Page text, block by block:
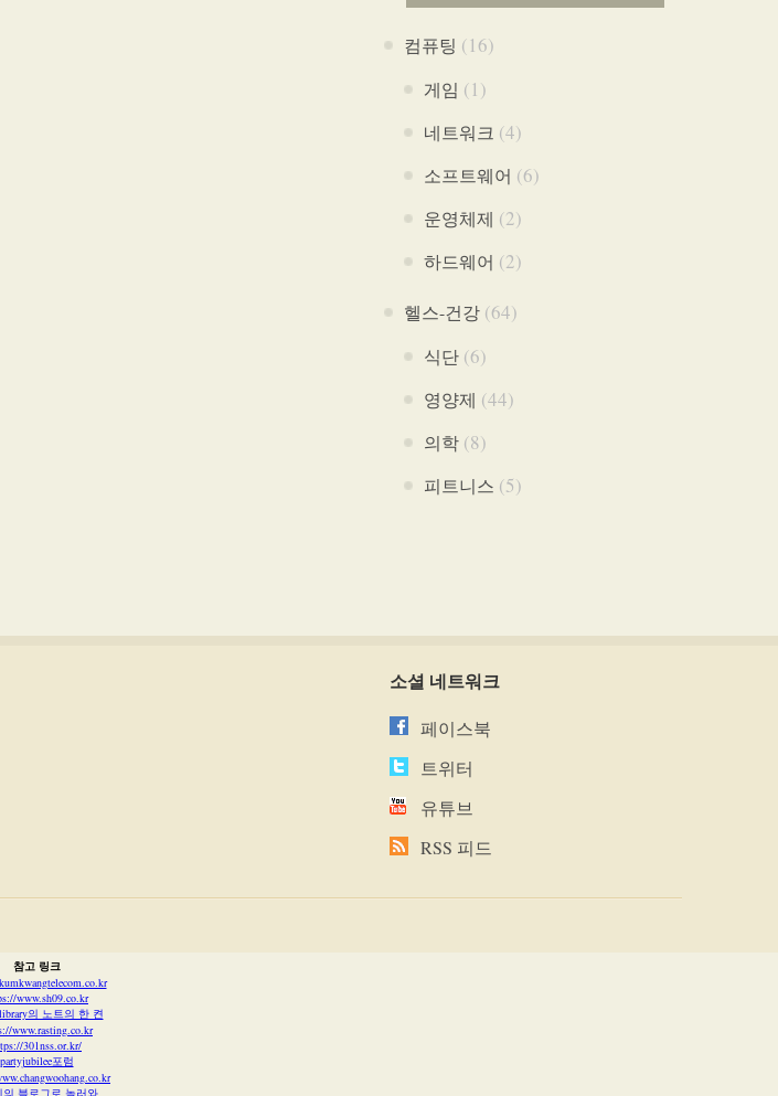
컴퓨팅 (16)
게임 (1)
네트워크 (4)
소프트웨어 (6)
운영체제 (2)
하드웨어 (2)
헬스-건강 (64)
식단 (6)
영양제 (44)
의학 (8)
피트니스 (5)
소셜 네트워크
페이스북
트위터
유튜브
RSS 피드
참고 링크
www.sh09.co.kr
의 노트의 한 켠
www.rasting.co.kr
301nss.or.kr/
partyjubilee포럼
의 블로그로 놀러와